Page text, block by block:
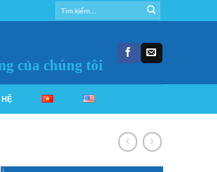
Tìm
của chúng tôi